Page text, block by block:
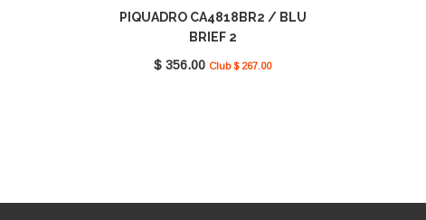
PIQUADRO CA4818BR2 / BLU
BRIEF 2
$ 356.00 Club $ 267.00